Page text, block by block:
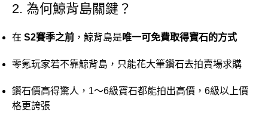
2. 為何鯨背島關鍵？
在 S2賽季之前 ，鯨背島是 唯一可免費取得寶石的方式
零氪玩家若不靠鯨背島，只能花大筆鑽石去拍賣場求購
鑽石價高得驚人，1～6級寶石都能拍出高價，6級以上價
格更誇張